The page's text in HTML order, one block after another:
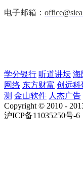
电子邮箱：
学分银行 听道讲坛 海
网络 东方财富 创远科
测 金山软件 人杰广告
Copyright © 2010 -
沪ICP备11035250号-6